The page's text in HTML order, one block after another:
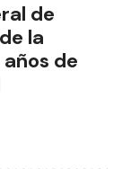
de
la
de